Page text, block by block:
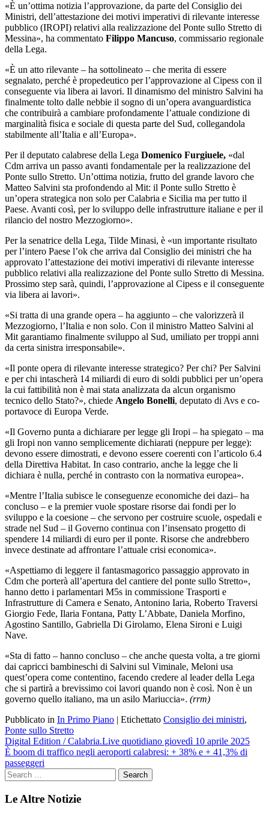
«È un’ottima notizia l’approvazione, da parte del Consiglio dei
Ministri, dell’attestazione dei motivi imperativi di rilevante interesse
pubblico (IROPI) relativi alla realizzazione del Ponte sullo Stretto di
Messina», ha commentato Filippo Mancuso, commissario regionale
della Lega.
«È un atto rilevante – ha sottolineato – che merita di essere
segnalato, perché è propedeutico per l’approvazione al Cipess con il
conseguente via libera ai lavori. Il dinamismo del ministro Salvini ha
finalmente tolto dalle nebbie il sogno di un’opera avanguardistica
che contribuirà a cambiare profondamente l’attuale condizione di
marginalità fisica e sociale di questa parte del Sud, collegandola
stabilmente all’Italia e all’Europa».
Per il deputato calabrese della Lega Domenico Furgiuele, «dal
Cdm arriva un passo avanti fondamentale per la realizzazione del
Ponte sullo Stretto. Un’ottima notizia, frutto del grande lavoro che
Matteo Salvini sta profondendo al Mit: il Ponte sullo Stretto è
un’opera strategica non solo per Calabria e Sicilia ma per tutto il
Paese. Avanti così, per lo sviluppo delle infrastrutture italiane e per il
rilancio del nostro Mezzogiorno».
Per la senatrice della Lega, Tilde Minasi, è «un importante risultato
per l’intero Paese l’ok che arriva dal Consiglio dei ministri che ha
approvato l’attestazione dei motivi imperativi di rilevante interesse
pubblico relativi alla realizzazione del Ponte sullo Stretto di Messina.
Prossimo step sarà, quindi, l’approvazione al Cipess e il conseguente
via libera ai lavori».
«Si tratta di una grande opera – ha aggiunto – che valorizzerà il
Mezzogiorno, l’Italia e non solo. Con il ministro Matteo Salvini al
Mit garantiamo finalmente sviluppo al Sud, umiliato per troppi anni
da certa sinistra irresponsabile».
«Il ponte opera di rilevante interesse strategico? Per chi? Per Salvini
e per chi intascherà 14 miliardi di euro di soldi pubblici per un’opera
la cui fattibilità non è mai stata analizzata da alcun organismo
tecnico dello Stato?», chiede Angelo Bonelli, deputato di Avs e co-
portavoce di Europa Verde.
«Il Governo punta a dichiarare per legge gli Iropi – ha spiegato – ma
gli Iropi non vanno semplicemente dichiarati (neppure per legge):
devono essere dimostrati, e devono essere coerenti con l’articolo 6.4
della Direttiva Habitat. In caso contrario, anche la legge che li
dichiara è nulla, perché in contrasto con la normativa europea».
«Mentre l’Italia subisce le conseguenze economiche dei dazi– ha
concluso – e la premier vuole spostare risorse dai fondi per lo
sviluppo e la coesione – che servono per costruire scuole, ospedali e
strade nel Sud – il Governo continua con l’insensato progetto di
spendere 14 miliardi di euro per il ponte. Risorse che andrebbero
invece destinate ad affrontare l’attuale crisi economica».
«Aspettiamo di leggere il fantasmagorico passaggio approvato in
Cdm che porterà all’apertura del cantiere del ponte sullo Stretto»,
hanno detto i parlamentari M5s in commissione Trasporti e
Infrastrutture di Camera e Senato, Antonino Iaria, Roberto Traversi
Giorgio Fede, Ilaria Fontana, Patty L’Abbate, Daniela Morfino,
Agostino Santillo, Gabriella Di Girolamo, Elena Sironi e Luigi
Nave.
«Sta di fatto – hanno concluso – che anche questa volta, a tre giorni
dai capricci bambineschi di Salvini sul Viminale, Meloni usa
quest’opera come contentino, facendo credere al leader della Lega
che si partirà a brevissimo coi lavori quando non è così. Non è un
governo quello italiano, ma un asilo Mariuccia». (rrm)
Pubblicato in In Primo Piano | Etichettato Consiglio dei ministri,
Ponte sullo Stretto
Navigazione
articoli
Digital Edition / Calabria.Live quotidiano giovedì 10 aprile 2025
È boom di traffico negli aeroporti calabresi: + 38% e + 41,3% di
passeggeri
Le Altre Notizie